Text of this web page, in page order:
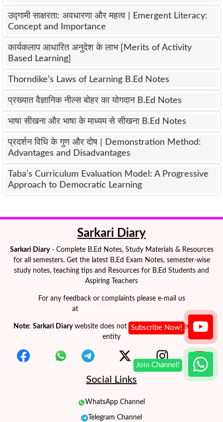
उद्गामी साक्षरता: अवधारणा और महत्व | Emergent Literacy:
Concept and Importance
कार्यकलाप आधारित अनुदेश के लाभ [Merits of Activity
Based Learning]
Thorndike’s Laws of Learning B.Ed Notes
प्रख्यात वैज्ञानिक नील्स बोहर का योगदान B.Ed Notes
भाषा सीखना और भाषा के माध्यम से सीखना B.Ed Notes
प्रदर्शन विधि के गुण और दोष | Demonstration Method:
Advantages and Disadvantages
Taba’s Curriculum Evaluation Model: A Progressive
Approach to Democratic Learning
Sarkari Diary
Sarkari Diary- Complete B.Ed Notes, Study Materials & Resources
for all semesters. Get the latest B.Ed Exam Notes, semester-wise
study notes, teaching tips and Resources for B.Ed Students and
Aspiring Teachers
For any feedback or complaints please e-mail us
at
Note: Sarkari Diarywebsite does not represent any government
entity
Social Links
WhatsApp Channel
Telegram Channel